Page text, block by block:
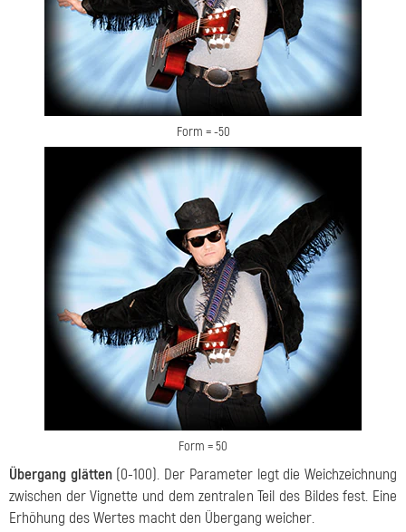
Form = -50
Form = 50
Übergang glätten(0-100). Der Parameter legt die Weichzeichnung
zwischen der Vignette und dem zentralen Teil des Bildes fest. Eine
Erhöhung des Wertes macht den Übergang weicher.